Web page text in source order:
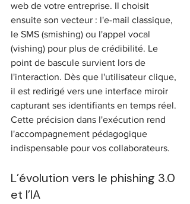
web de votre entreprise. Il choisit
ensuite son vecteur : l'e-mail classique,
le SMS (smishing) ou l'appel vocal
(vishing) pour plus de crédibilité. Le
point de bascule survient lors de
l'interaction. Dès que l'utilisateur clique,
il est redirigé vers une interface miroir
capturant ses identifiants en temps réel.
Cette précision dans l'exécution rend
l'accompagnement pédagogique
indispensable pour vos collaborateurs.
L’évolution vers le phishing 3.0
et l’IA